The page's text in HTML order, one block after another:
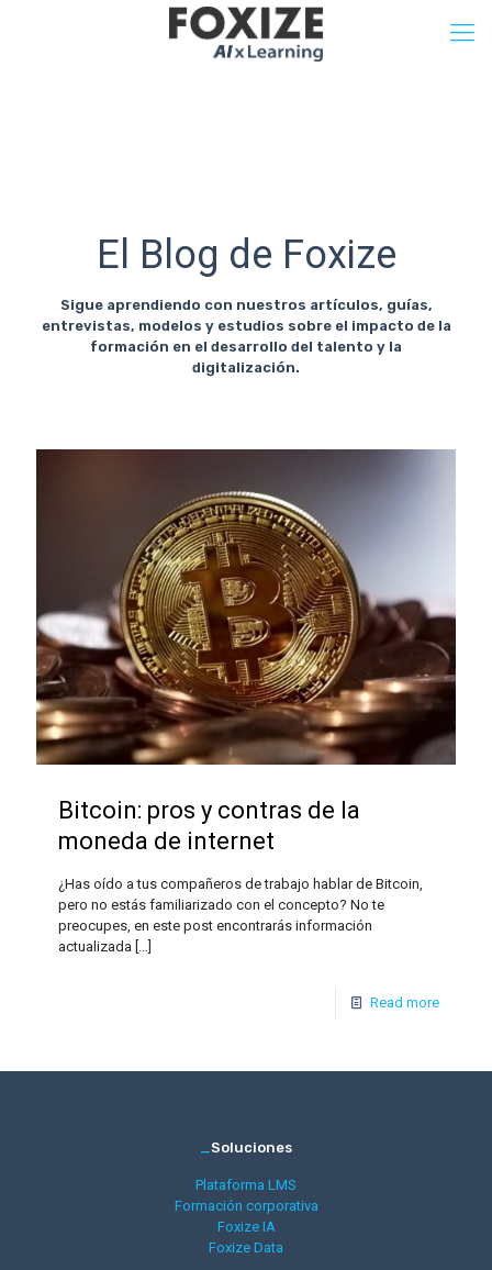
El Blog de Foxize
Sigue aprendiendo con nuestros artículos, guías,
entrevistas, modelos y estudios sobre el impacto de la
formación en el desarrollo del talento y la
digitalización.
Bitcoin: pros y contras de la
moneda de internet
¿Has oído a tus compañeros de trabajo hablar de Bitcoin,
pero no estás familiarizado con el concepto? No te
preocupes, en este post encontrarás información
actualizada
Read more
Soluciones
Plataforma LMS
Formación corporativa
Foxize IA
Foxize Data